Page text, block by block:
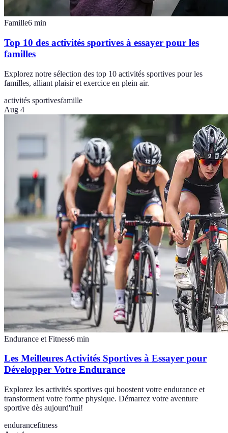
Famille6 min
Top 10 des activités sportives à essayer pour les
familles
Explorez notre sélection des top 10 activités sportives pour les
familles, alliant plaisir et exercice en plein air.
activités sportivesfamille
Aug 4
Endurance et Fitness6 min
Les Meilleures Activités Sportives à Essayer pour
Développer Votre Endurance
Explorez les activités sportives qui boostent votre endurance et
transforment votre forme physique. Démarrez votre aventure
sportive dès aujourd'hui!
endurancefitness